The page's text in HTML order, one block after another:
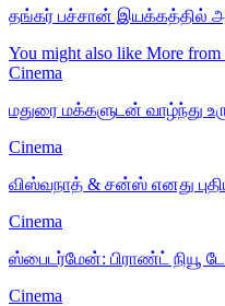
தங்கர் பச்சான் இயக்கத்தில்
You might also like More from
Cinema
மதுரை மக்களுடன் வாழ்ந்து
Cinema
விஸ்வநாத் & சன்ஸ் எனது
Cinema
ஸ்பைடர்மேன்: பிராண்ட் நியூ
Cinema